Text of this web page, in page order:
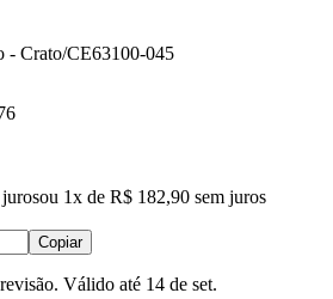
- Crato/CE63100-045
ou 1x de R$ 182,90 sem juros
Copiar
Válido até 14 de set.